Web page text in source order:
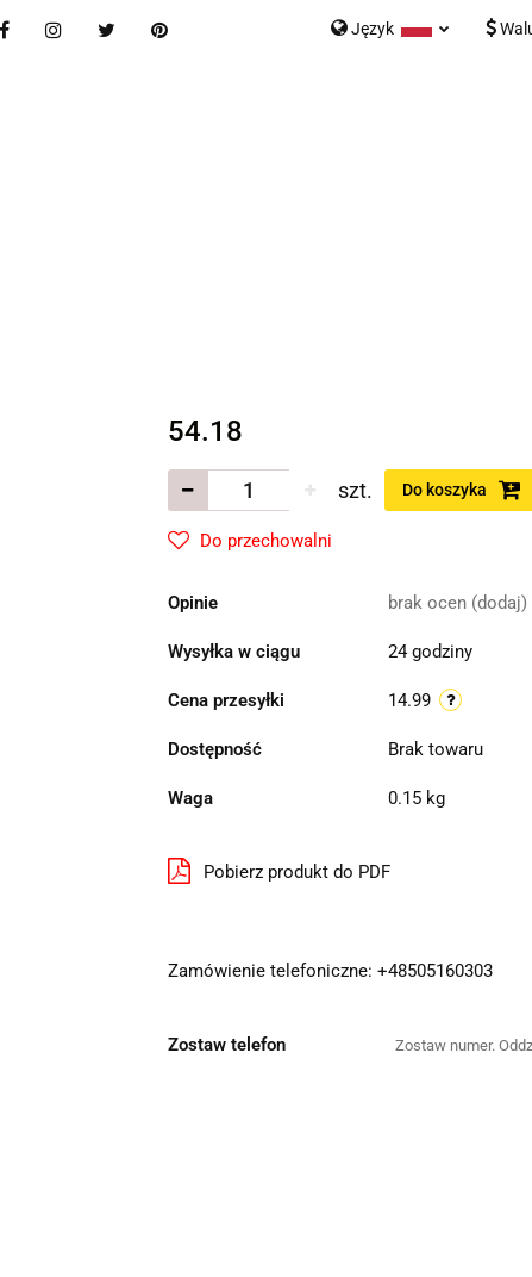
Język
Nowości Bestsellery Kontakt Formularz
54.18
szt. Do koszyka
Do przechowalni
Opinie brak ocen (dodaj)
Wysyłka w ciągu 24 godziny
Cena przesyłki 14.99
Dostępność Brak towaru
Waga 0.15 kg
Pobierz produkt do PDF
Zamówienie telefoniczne: +48505160303
Zostaw telefon